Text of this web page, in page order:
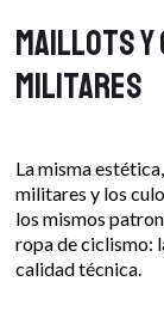
Maillots y
militares
La misma
militares y los
los mismos
ropa de ciclismo:
calidad técnica.